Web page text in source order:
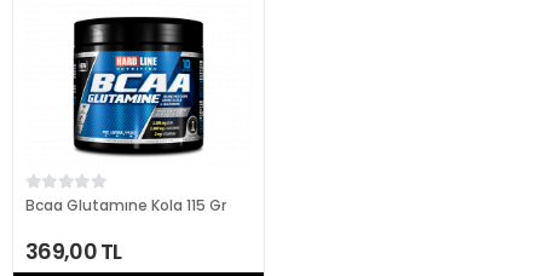
Bcaa Glutamıne Kola 115 Gr
369,00 TL